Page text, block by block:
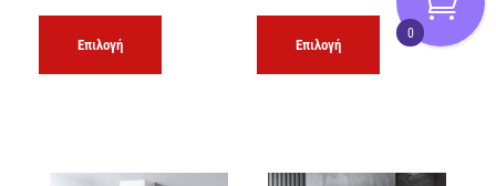
Επιλογή Επιλογή
0